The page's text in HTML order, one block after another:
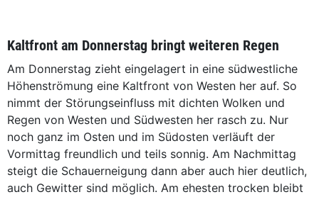
Kaltfront am Donnerstag bringt weiteren Regen
Am Donnerstag zieht eingelagert in eine südwestliche
Höhenströmung eine Kaltfront von Westen her auf. So
nimmt der Störungseinfluss mit dichten Wolken und
Regen von Westen und Südwesten her rasch zu. Nur
noch ganz im Osten und im Südosten verläuft der
Vormittag freundlich und teils sonnig. Am Nachmittag
steigt die Schauerneigung dann aber auch hier deutlich,
auch Gewitter sind möglich. Am ehesten trocken bleibt